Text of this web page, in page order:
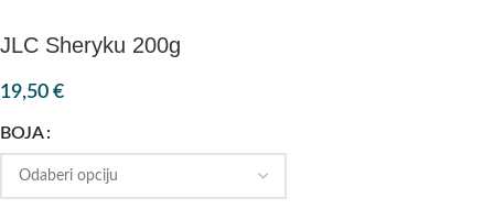
JLC Sheryku 200g
19,50 €
BOJA